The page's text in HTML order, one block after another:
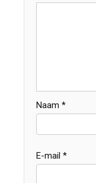
Naam *
E-mail *